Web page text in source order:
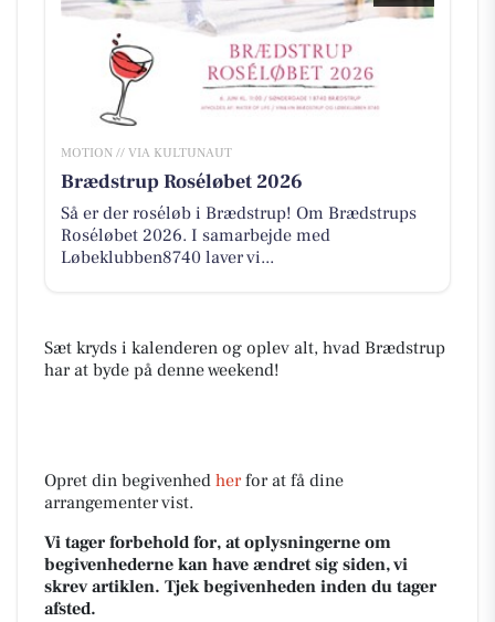
MOTION // VIA KULTUNAUT
Brædstrup Roséløbet 2026
Så er der roséløb i Brædstrup! Om Brædstrups
Roséløbet 2026. I samarbejde med
Løbeklubben8740 laver vi...
Sæt kryds i kalenderen og oplev alt, hvad Brædstrup
har at byde på denne weekend!
Opret din begivenhed herfor at få dine
arrangementer vist.
Vi tager forbehold for, at oplysningerne om
begivenhederne kan have ændret sig siden, vi
skrev artiklen. Tjek begivenheden inden du tager
afsted.